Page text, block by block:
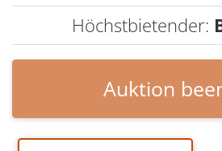
Höchstbietender:
Auktion